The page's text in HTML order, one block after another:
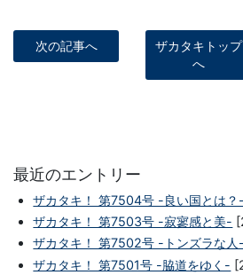
次の記事へ
ザカタキトップ
へ
最近のエントリー
ザカタキ！ 第7504号 -良い国とは？-
ザカタキ！ 第7503号 -寂寥感と美-
ザカタキ！ 第7502号 -トンズラな人-
ザカタキ！ 第7501号 -脇道をゆく-